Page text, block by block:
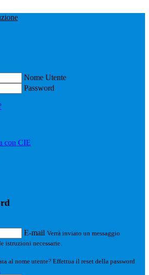
Nome Utente
Password
con CIE
E-mail Verrà inviato un messaggio
istruzioni necessarie.
al nome utente? Effettua il reset della password